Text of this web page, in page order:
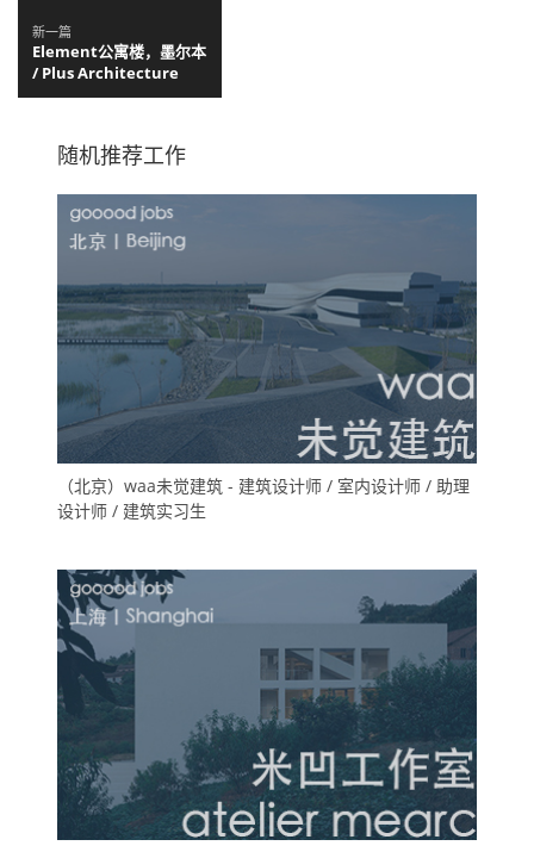
新一篇
Element公寓楼，墨尔本
/ Plus Architecture
随机推荐工作
（北京）waa未觉建筑 - 建筑设计师 / 室内设计师 / 助理
设计师 / 建筑实习生